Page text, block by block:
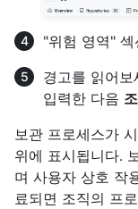
"위험 영역" 섹
경고를 읽어
입력한 다음
보관 프로세스가
위에 표시됩니다.
며 사용자 상호 작
료되면 조직의 프